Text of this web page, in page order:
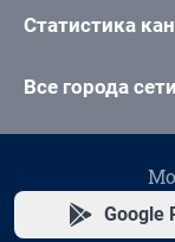
Статистика
Все города сети
Google